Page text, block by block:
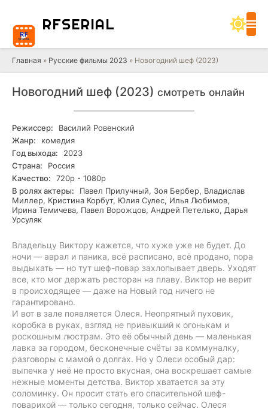
RFSERIAL
Главная » Русские фильмы 2023 » Новогодний шеф (2023)
Новогодний шеф (2023) смотреть онлайн
Режиссер:
Василий Ровенский
Жанр:
комедия
Год выхода:
2023
Страна:
Россия
Качество:
720р - 1080р
В ролях актеры:
Павел Прилучный, Зоя Бербер, Владислав
Миллер, Кристина Корбут, Юлия Сулес, Илья Любимов,
Ирина Темичева, Павел Ворожцов, Андрей Петелько, Дарья
Урсуляк
Владельцу Виктору кажется, что хуже уже не будет. До
ночи — аврал и паника, всё расписано, всё продано, пора
выдыхать — но тут шеф-повар захлопывает дверь. Уходят
все, кто мог держать ресторан на плаву. Виктор не верит
в происходящее — даже на Новый год ничего не
гарантировано.
И вот в зале появляется Олеся. Неопрятный пуховик,
коробка в руках, взгляд не привыкший к огонькам и
роскошным люстрам. Это её обычный день — маленькая
лавка за городом, бесконечные счёты за коммуналку,
разговоры с мамой о долгах. Но у Олеси особый дар:
выпечка у неё не просто вкусная, она воскрешает самые
нежные моменты детства. Виктор хватается за эту
соломинку. Он просит стать его спасительной шеф-
поварихой — только сегодня, только сейчас. Олеся